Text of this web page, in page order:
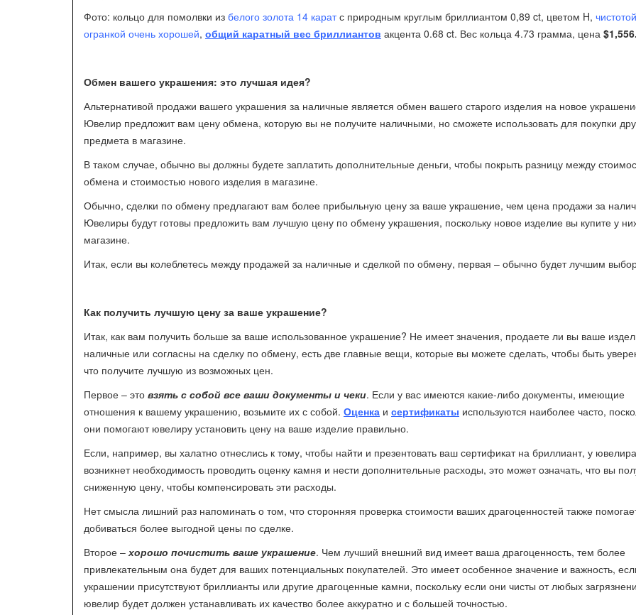
Фото: кольцо для помолвки из белого золота 14 каратс природным круглым бриллиантом 0,89 ct, цветом H,
огранкой очень хорошей, общий каратный вес бриллиантов акцента 0.68 ct. Вес кольца 4.73 грамма, цена $1,556.
Обмен вашего украшения: это лучшая идея?
Альтернативой продажи вашего украшения за наличные является обмен вашего старого изделия на новое
Ювелир предложит вам цену обмена, которую вы не получите наличными, но сможете использовать для покупки
предмета в магазине.
В таком случае, обычно вы должны будете заплатить дополнительные деньги, чтобы покрыть разницу между
обмена и стоимостью нового изделия в магазине.
Обычно, сделки по обмену предлагают вам более прибыльную цену за ваше украшение, чем цена продажи за
Ювелиры будут готовы предложить вам лучшую цену по обмену украшения, поскольку новое изделие вы купите у
магазине.
Итак, если вы колеблетесь между продажей за наличные и сделкой по обмену, первая – обычно будет лучшим
Как получить лучшую цену за ваше украшение?
Итак, как вам получить больше за ваше использованное украшение? Не имеет значения, продаете ли вы ваше
наличные или согласны на сделку по обмену, есть две главные вещи, которые вы можете сделать, чтобы быть
что получите лучшую из возможных цен.
Первое – это взять с собой все ваши документы и чеки. Если у вас имеются какие-либо документы, имеющие
отношения к вашему украшению, возьмите их с собой. Оценка и сертификаты используются наиболее часто,
они помогают ювелиру установить цену на ваше изделие правильно.
Если, например, вы халатно отнеслись к тому, чтобы найти и презентовать ваш сертификат на бриллиант, у ювелира
возникнет необходимость проводить оценку камня и нести дополнительные расходы, это может означать, что вы
сниженную цену, чтобы компенсировать эти расходы.
Нет смысла лишний раз напоминать о том, что сторонняя проверка стоимости ваших драгоценностей также
добиваться более выгодной цены по сделке.
Второе –хорошо почистить ваше украшение. Чем лучший внешний вид имеет ваша драгоценность, тем более
привлекательным она будет для ваших потенциальных покупателей. Это имеет особенное значение и важность,
украшении присутствуют бриллианты или другие драгоценные камни, поскольку если они чисты от любых
ювелир будет должен устанавливать их качество более аккуратно и с большей точностью.